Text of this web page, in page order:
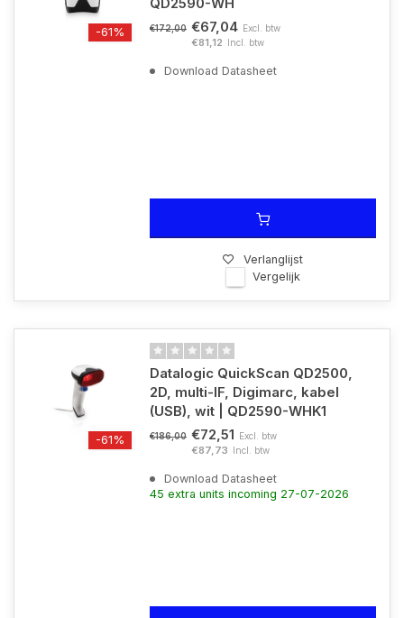
-61% €172,00 €67,04 Excl. btw
€81,12 Incl. btw
Download Datasheet
Verlanglijst
Vergelijk
-61%
Datalogic QuickScan QD2500,
2D, multi-IF, Digimarc, kabel
(USB), wit | QD2590-WHK1
€186,00 €72,51 Excl. btw
€87,73 Incl. btw
Download Datasheet
45 extra units incoming 27-07-2026